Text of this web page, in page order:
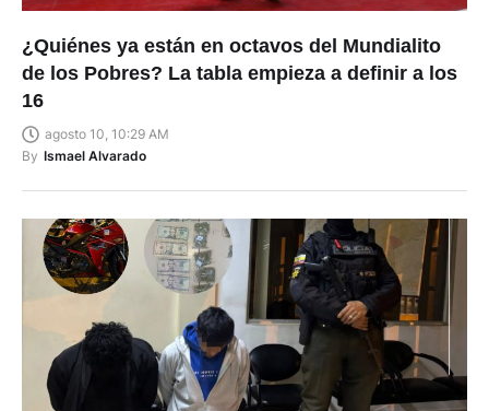
¿Quiénes ya están en octavos del Mundialito
de los Pobres? La tabla empieza a definir a los
16
agosto 10, 10:29 AM
By Ismael Alvarado